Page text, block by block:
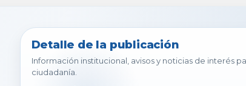
Detalle de la publicación
Información institucional, avisos y noticias de interés
ciudadanía.